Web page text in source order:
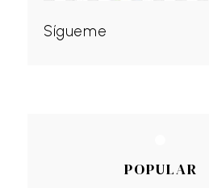
Sígueme
POPULAR